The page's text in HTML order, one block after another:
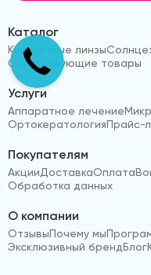
Каталог
Контактные линзы
Сопутствующие товары
Услуги
Аппаратное лечение
ОртокератологияПрайс-
Покупателям
АкцииДоставкаОплата
Обработка данных
О компании
ОтзывыПочему мы
Эксклюзивный брендБлог